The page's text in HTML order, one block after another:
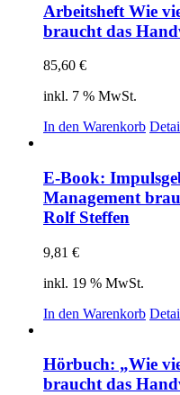
Arbeitsheft Wie
braucht das
85,60 €
inkl. 7 % MwSt.
In den Warenkorb
E-Book:
Management
Rolf Steffen
9,81 €
inkl. 19 % MwSt.
In den Warenkorb
Hörbuch: „Wie
braucht das